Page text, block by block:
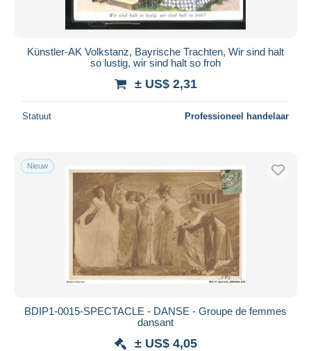
Künstler-AK Volkstanz, Bayrische Trachten, Wir sind halt
so lustig, wir sind halt so froh
± US$ 2,31
Statuut Professioneel handelaar
Nieuw
BDIP1-0015-SPECTACLE - DANSE - Groupe de femmes
dansant
± US$ 4,05